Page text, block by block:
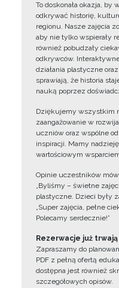
To doskonała okazja, by
odkrywać historię,
regionu. Nasze zajęcia
aby nie tylko wspierały
również pobudzały
odkrywców.
działania plastyczne
sprawiają, że historia
nauką poprzez
Dziękujemy wszystkim
zaangażowanie w
uczniów oraz wspólne
inspiracji. Mamy
wartościowym
Opinie uczestników
„Byliśmy – świetne
plastyczne. Dzieci były
„Super zajęcia, pełne
Polecamy serdecznie!”
Rezerwacje już trwają
Zapraszamy do
PDF z pełną ofertą
dostępna jest również
szczegółowych opisów.